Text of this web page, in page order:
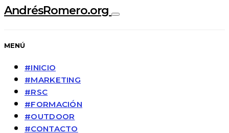
AndrésRomero.org
MENÚ
#INICIO
#MARKETING
#RSC
#FORMACIÓN
#OUTDOOR
#CONTACTO